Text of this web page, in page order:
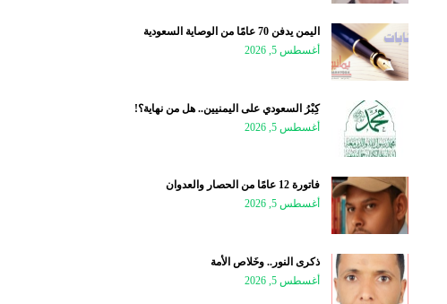
اليمن يدفن 70 عامًا من الوصاية السعودية
أغسطس 5, 2026
كِبْرُ السعودي على اليمنيين.. هل من نهاية؟!
أغسطس 5, 2026
فاتورة 12 عامًا من الحصار والعدوان
أغسطس 5, 2026
ذكرى النور.. وخَلاص الأمة
أغسطس 5, 2026